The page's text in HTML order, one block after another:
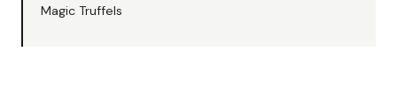
Magic Truffels